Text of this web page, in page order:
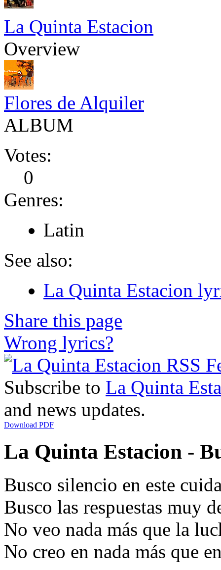
La Quinta Estacion
Overview
Flores de Alquiler
ALBUM
Votes:
0
Genres:
Latin
See also:
La Quinta Estacion
Share this page
Wrong lyrics?
Subscribe to La Quinta
and news updates.
Download PDF
La Quinta Estacion -
Busco silencio en este
Busco las respuestas muy
No veo nada más que la
No creo en nada más que